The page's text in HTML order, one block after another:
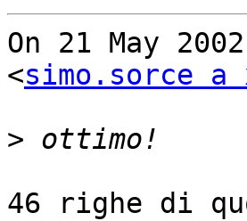
On 21 May
<simo.sorce
>
46 righe di